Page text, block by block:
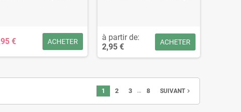
€ ACHETER
à partir de:
2,95 €
ACHETER
1 2 3 … 8 SUIVANTnavigate_next